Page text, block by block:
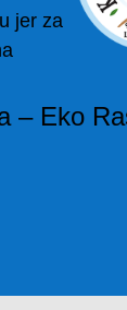
jer za
– Eko